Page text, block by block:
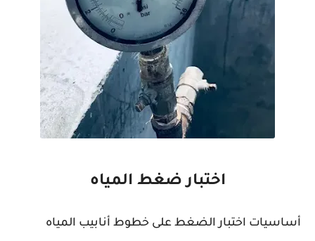
اختبار ضغط المياه
أساسيات اختبار الضغط على خطوط أنابيب المياه